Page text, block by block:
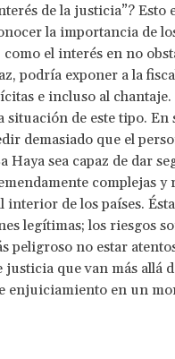
de la justicia”? Esto
la importancia de
como el interés en no
podría exponer a la
e incluso al
situación de este tipo. En
demasiado que el
Haya sea capaz de dar
complejas y
interior de los países.
legítimas; los riesgos
peligroso no estar
justicia que van más allá
enjuiciamiento en un